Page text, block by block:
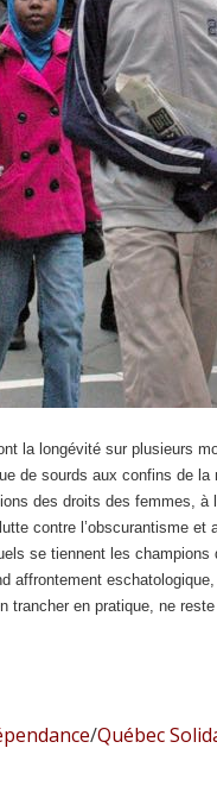
la longévité sur plusieurs
de sourds aux confins de
des droits des femmes, à
contre l’obscurantisme
se tiennent les
affrontement
en pratique, ne reste
/Québec